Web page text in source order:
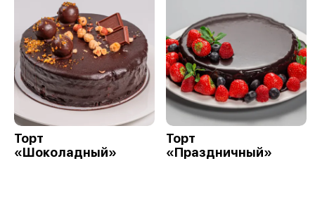
Торт
«Шоколадный»
Торт
«Праздничный»